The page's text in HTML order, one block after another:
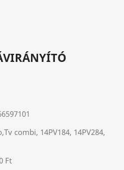
combi, 14PV184, 14PV284,
Ft